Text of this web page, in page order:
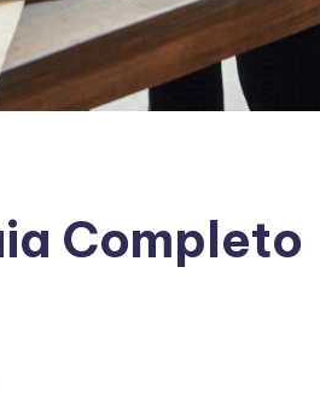
Completo